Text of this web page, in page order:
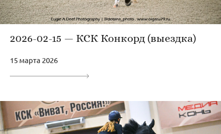
2026-02-15 — КСК Конкорд (выездка)
15 марта 2026